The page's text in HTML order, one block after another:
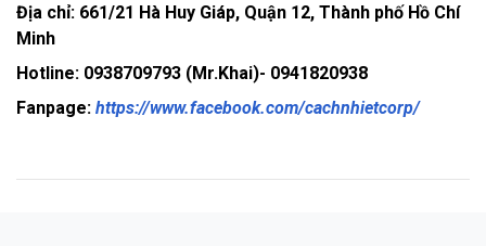
Địa chỉ: 661/21 Hà Huy Giáp, Quận 12, Thành phố Hồ Chí
Minh
Hotline: 0938709793 (Mr.Khai)- 0941820938
Fanpage: https://www.facebook.com/cachnhietcorp/